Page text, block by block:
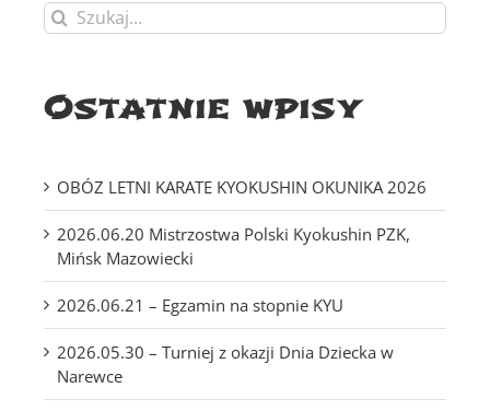
Szukaj
Ostatnie wpisy
OBÓZ LETNI KARATE KYOKUSHIN OKUNIKA 2026
2026.06.20 Mistrzostwa Polski Kyokushin PZK,
Mińsk Mazowiecki
2026.06.21 – Egzamin na stopnie KYU
2026.05.30 – Turniej z okazji Dnia Dziecka w
Narewce